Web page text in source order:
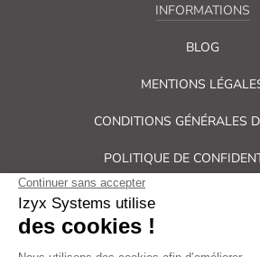
INFORMATIONS
BLOG
MENTIONS
CONDITIONS GÉNÉRALES
POLITIQUE DE